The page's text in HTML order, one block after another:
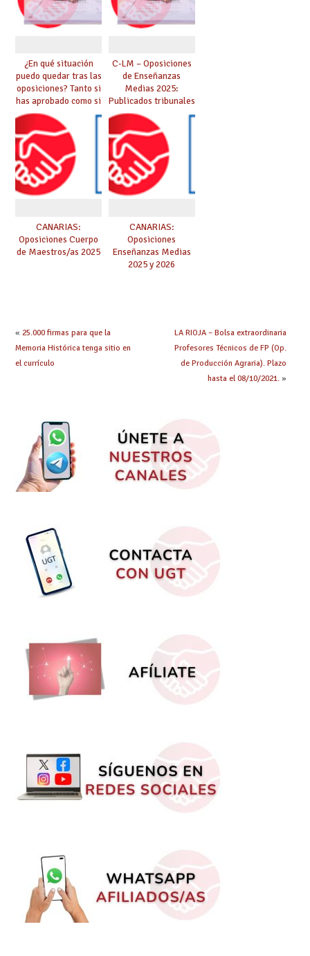
¿En qué situación
puedo quedar tras las
oposiciones? Tanto si
has aprobado como si
te quedas en bolsa,
te lo explicamos todo
aquí
C-LM – Oposiciones
de Enseñanzas
Medias 2025:
Publicados tribunales
y sedes. CONSULTA
AQUÍ TU TRIBUNAL.
Las pruebas se
iniciarán el 21 de
junio.
CANARIAS:
Oposiciones Cuerpo
de Maestros/as 2025
CANARIAS:
Oposiciones
Enseñanzas Medias
2025 y 2026
« 25.000 firmas para que la
Memoria Histórica tenga sitio en
el currículo
LA RIOJA – Bolsa extraordinaria
Profesores Técnicos de FP (Op.
de Producción Agraria). Plazo
hasta el 08/10/2021.»